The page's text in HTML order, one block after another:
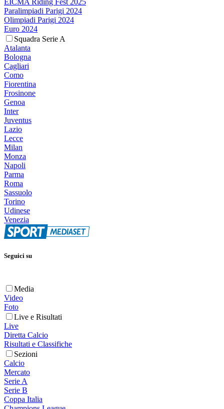
EICMA Riding Fest 2025
Paralimpiadi Parigi 2024
Olimpiadi Parigi 2024
Euro 2024
Squadra Serie A
Atalanta
Bologna
Cagliari
Como
Fiorentina
Frosinone
Genoa
Inter
Juventus
Lazio
Lecce
Milan
Monza
Napoli
Parma
Roma
Sassuolo
Torino
Udinese
Venezia
Seguici su
Media
Video
Foto
Live e Risultati
Live
Diretta Calcio
Risultati e Classifiche
Sezioni
Calcio
Mercato
Serie A
Serie B
Coppa Italia